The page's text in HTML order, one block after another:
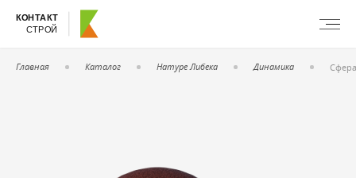
КОНТАКТ
СТРОЙ
Главная Каталог Натуре Либека Динамика